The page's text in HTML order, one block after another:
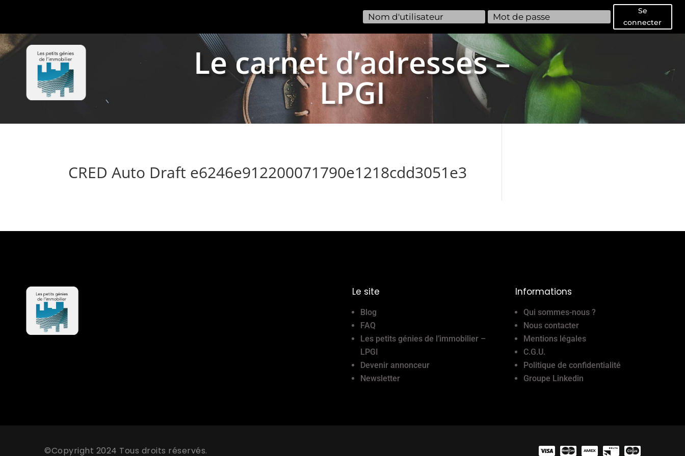
Se
connecter
Le carnet d’adresses –
LPGI
CRED Auto Draft e6246e912200071790e1218cdd3051e3
Le site
Blog
FAQ
Les petits génies de l’immobilier –
LPGI
Devenir annonceur
Newsletter
Informations
Qui sommes-nous ?
Nous contacter
Mentions légales
C.G.U.
Politique de confidentialité
Groupe Linkedin
©Copyright 2024 Tous droits réservés.